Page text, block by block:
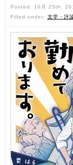
Posted: 10月 25th,
Filled under: 文学・評